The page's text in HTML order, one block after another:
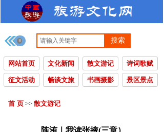
搜索
网站首页 文化新闻 散文游记 诗词歌赋
征文活动 畅谈文旅 书画摄影 景区景点
首 页 >> 散文游记
陈洧｜我读张掖(三章）